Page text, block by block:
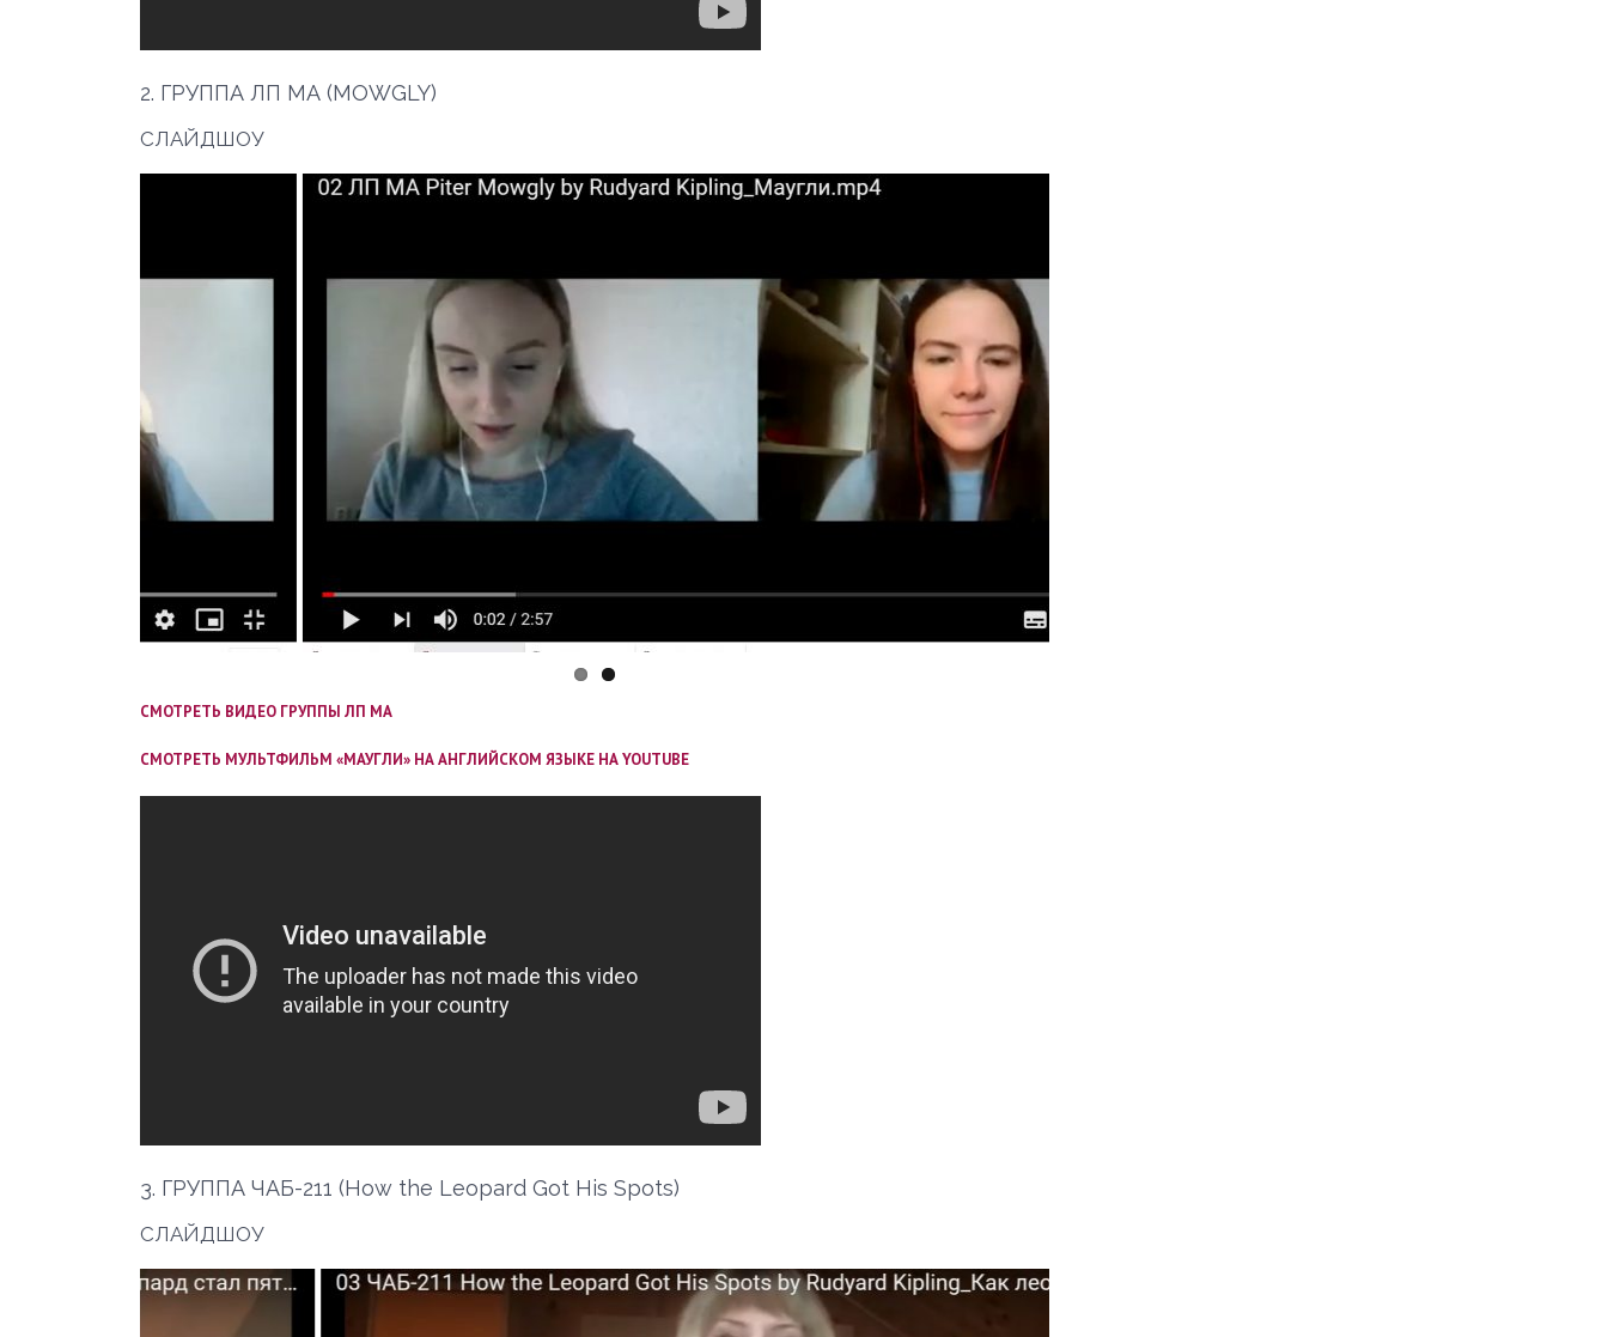
2. ГРУППА ЛП МА (MOWGLY)
СЛАЙДШОУ
СМОТРЕТЬ ВИДЕО ГРУППЫ ЛП МА
СМОТРЕТЬ МУЛЬТФИЛЬМ «МАУГЛИ» НА АНГЛИЙСКОМ ЯЗЫКЕ НА YOUTUBE
3. ГРУППА ЧАБ-211 (How the Leopard Got His Spots)
СЛАЙДШОУ